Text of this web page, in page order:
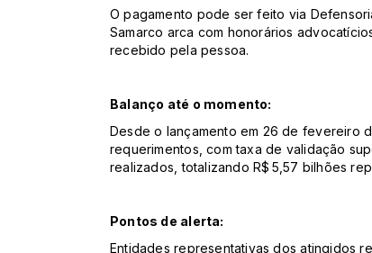
O pagamento pode ser feito via
Samarco arca com honorários
recebido pela pessoa.
Balanço até o momento:
Desde o lançamento em 26 de fevereiro
requerimentos, com taxa de validação
realizados, totalizando R$ 5,57 bilhões
Pontos de alerta:
Entidades representativas dos atingidos